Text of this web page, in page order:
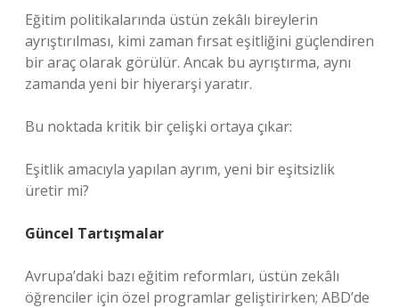
Eğitim politikalarında üstün zekâlı bireylerin
ayrıştırılması, kimi zaman fırsat eşitliğini güçlendiren
bir araç olarak görülür. Ancak bu ayrıştırma, aynı
zamanda yeni bir hiyerarşi yaratır.
Bu noktada kritik bir çelişki ortaya çıkar:
Eşitlik amacıyla yapılan ayrım, yeni bir eşitsizlik
üretir mi?
Güncel Tartışmalar
Avrupa’daki bazı eğitim reformları, üstün zekâlı
öğrenciler için özel programlar geliştirirken; ABD’de